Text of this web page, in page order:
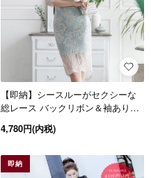
【即納】シースルーがセクシーな
総レース バックリボン＆袖ありタ
4,780円(内税)
即納